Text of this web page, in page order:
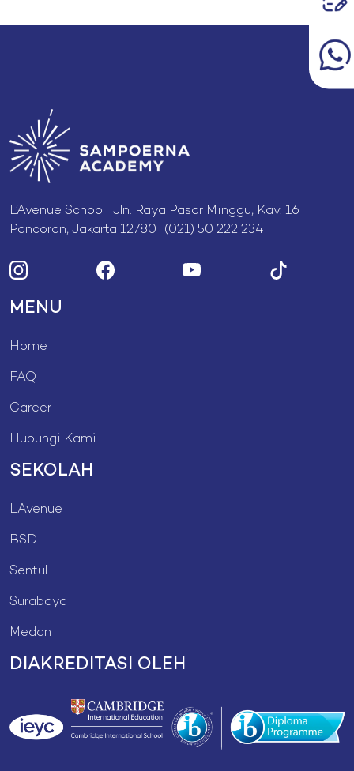
L’Avenue School Jln. Raya Pasar Minggu, Kav. 16
Pancoran, Jakarta 12780 (021) 50 222 234
MENU
Home
FAQ
Career
Hubungi Kami
SEKOLAH
L'Avenue
BSD
Sentul
Surabaya
Medan
DIAKREDITASI OLEH